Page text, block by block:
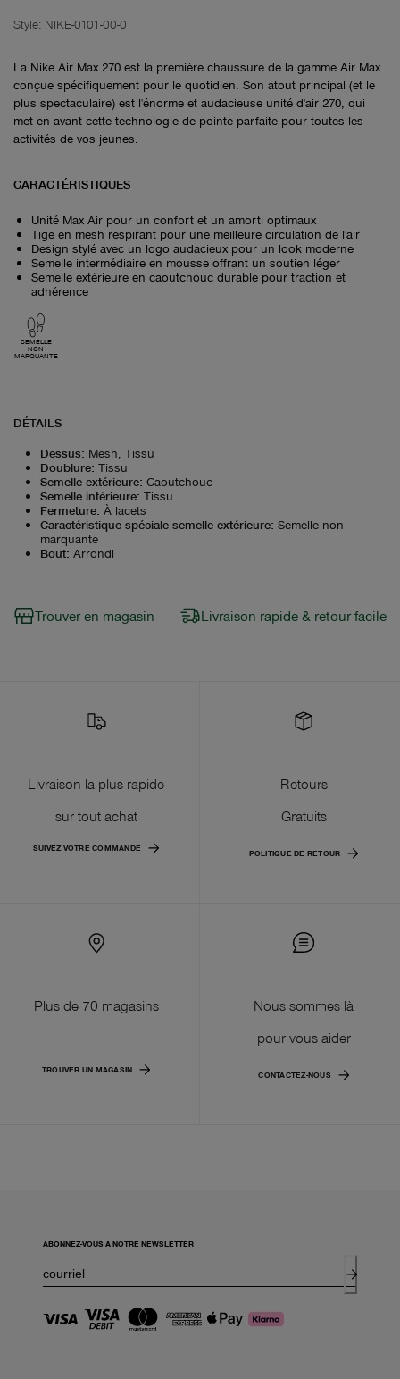
Style: NIKE-0101-00-0
La Nike Air Max 270 est la première chaussure de la gamme Air Max
conçue spécifiquement pour le quotidien. Son atout principal (et le
plus spectaculaire) est l'énorme et audacieuse unité d'air 270, qui
met en avant cette technologie de pointe parfaite pour toutes les
activités de vos jeunes.
CARACTÉRISTIQUES
Unité Max Air pour un confort et un amorti optimaux
Tige en mesh respirant pour une meilleure circulation de l'air
Design stylé avec un logo audacieux pour un look moderne
Semelle intermédiaire en mousse offrant un soutien léger
Semelle extérieure en caoutchouc durable pour traction et
adhérence
SEMELLE
NON
MARQUANTE
DÉTAILS
Dessus: Mesh, Tissu
Doublure: Tissu
Semelle extérieure: Caoutchouc
Semelle intérieure: Tissu
Fermeture: À lacets
Caractéristique spéciale semelle extérieure: Semelle non
marquante
Bout: Arrondi
Trouver en magasin Livraison rapide & retour facile
Livraison la plus rapide
sur tout achat
SUIVEZ VOTRE COMMANDE
Retours
Gratuits
POLITIQUE DE RETOUR
Plus de 70 magasins
TROUVER UN MAGASIN
Nous sommes là
pour vous aider
CONTACTEZ-NOUS
ABONNEZ-VOUS À NOTRE NEWSLETTER